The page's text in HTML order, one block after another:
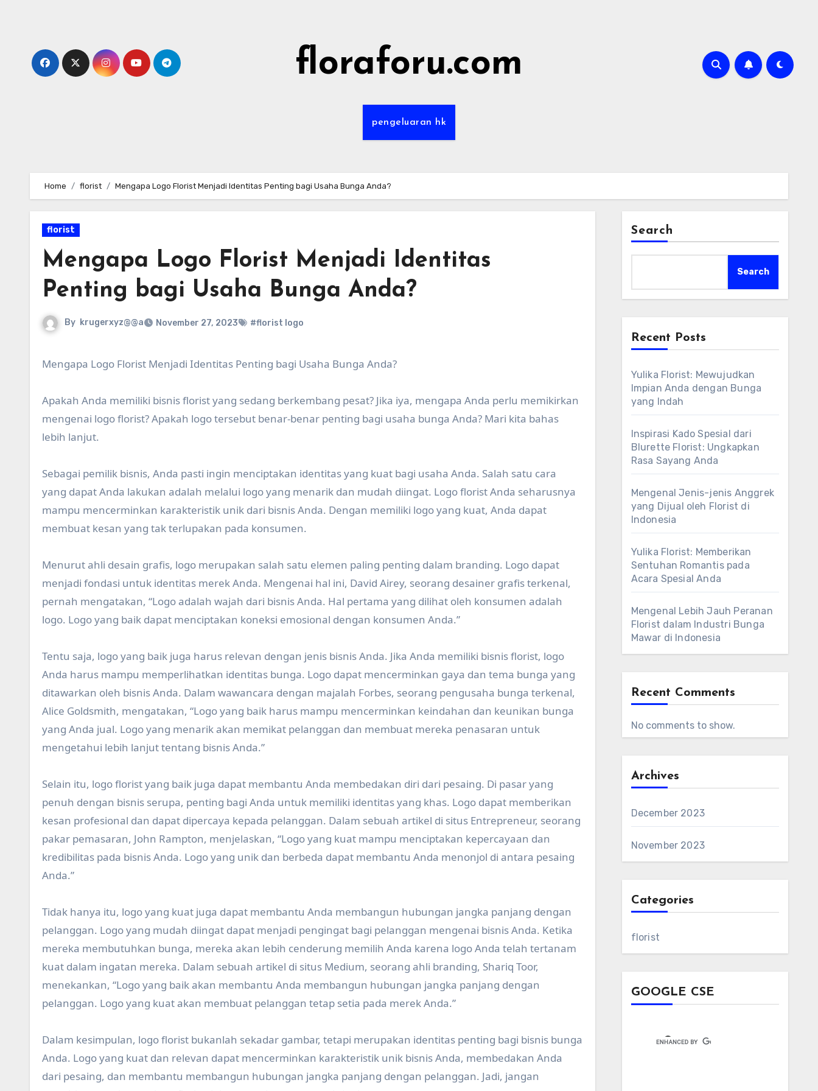
floraforu.com
pengeluaran hk
Home florist Mengapa Logo Florist Menjadi Identitas Penting bagi Usaha Bunga Anda?
florist
Mengapa Logo Florist Menjadi Identitas
Penting bagi Usaha Bunga Anda?
By krugerxyz@@a November 27, 2023 #florist logo
Mengapa Logo Florist Menjadi Identitas Penting bagi Usaha Bunga Anda?
Apakah Anda memiliki bisnis florist yang sedang berkembang pesat? Jika iya, mengapa Anda perlu memikirkan
mengenai logo florist? Apakah logo tersebut benar-benar penting bagi usaha bunga Anda? Mari kita bahas
lebih lanjut.
Sebagai pemilik bisnis, Anda pasti ingin menciptakan identitas yang kuat bagi usaha Anda. Salah satu cara
yang dapat Anda lakukan adalah melalui logo yang menarik dan mudah diingat. Logo florist Anda seharusnya
mampu mencerminkan karakteristik unik dari bisnis Anda. Dengan memiliki logo yang kuat, Anda dapat
membuat kesan yang tak terlupakan pada konsumen.
Menurut ahli desain grafis, logo merupakan salah satu elemen paling penting dalam branding. Logo dapat
menjadi fondasi untuk identitas merek Anda. Mengenai hal ini, David Airey, seorang desainer grafis terkenal,
pernah mengatakan, “Logo adalah wajah dari bisnis Anda. Hal pertama yang dilihat oleh konsumen adalah
logo. Logo yang baik dapat menciptakan koneksi emosional dengan konsumen Anda.”
Tentu saja, logo yang baik juga harus relevan dengan jenis bisnis Anda. Jika Anda memiliki bisnis florist, logo
Anda harus mampu memperlihatkan identitas bunga. Logo dapat mencerminkan gaya dan tema bunga yang
ditawarkan oleh bisnis Anda. Dalam wawancara dengan majalah Forbes, seorang pengusaha bunga terkenal,
Alice Goldsmith, mengatakan, “Logo yang baik harus mampu mencerminkan keindahan dan keunikan bunga
yang Anda jual. Logo yang menarik akan memikat pelanggan dan membuat mereka penasaran untuk
mengetahui lebih lanjut tentang bisnis Anda.”
Selain itu, logo florist yang baik juga dapat membantu Anda membedakan diri dari pesaing. Di pasar yang
penuh dengan bisnis serupa, penting bagi Anda untuk memiliki identitas yang khas. Logo dapat memberikan
kesan profesional dan dapat dipercaya kepada pelanggan. Dalam sebuah artikel di situs Entrepreneur, seorang
pakar pemasaran, John Rampton, menjelaskan, “Logo yang kuat mampu menciptakan kepercayaan dan
kredibilitas pada bisnis Anda. Logo yang unik dan berbeda dapat membantu Anda menonjol di antara pesaing
Anda.”
Tidak hanya itu, logo yang kuat juga dapat membantu Anda membangun hubungan jangka panjang dengan
pelanggan. Logo yang mudah diingat dapat menjadi pengingat bagi pelanggan mengenai bisnis Anda. Ketika
mereka membutuhkan bunga, mereka akan lebih cenderung memilih Anda karena logo Anda telah tertanam
kuat dalam ingatan mereka. Dalam sebuah artikel di situs Medium, seorang ahli branding, Shariq Toor,
menekankan, “Logo yang baik akan membantu Anda membangun hubungan jangka panjang dengan
pelanggan. Logo yang kuat akan membuat pelanggan tetap setia pada merek Anda.”
Dalam kesimpulan, logo florist bukanlah sekadar gambar, tetapi merupakan identitas penting bagi bisnis bunga
Anda. Logo yang kuat dan relevan dapat mencerminkan karakteristik unik bisnis Anda, membedakan Anda
dari pesaing, dan membantu membangun hubungan jangka panjang dengan pelanggan. Jadi, jangan
Search
Search
Recent Posts
Yulika Florist: Mewujudkan
Impian Anda dengan Bunga
yang Indah
Inspirasi Kado Spesial dari
Blurette Florist: Ungkapkan
Rasa Sayang Anda
Mengenal Jenis-jenis Anggrek
yang Dijual oleh Florist di
Indonesia
Yulika Florist: Memberikan
Sentuhan Romantis pada
Acara Spesial Anda
Mengenal Lebih Jauh Peranan
Florist dalam Industri Bunga
Mawar di Indonesia
Recent Comments
No comments to show.
Archives
December 2023
November 2023
Categories
florist
GOOGLE CSE